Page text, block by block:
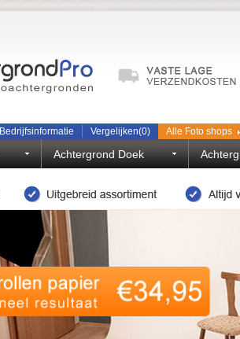
Bedrijfsinformatie Vergelijken(0) Alle Foto shops
Achtergrond Doek